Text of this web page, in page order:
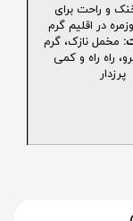
و راحت برای
در اقلیم گرم
مخمل نازک، گرم
راه راه و کمی
پرزدار